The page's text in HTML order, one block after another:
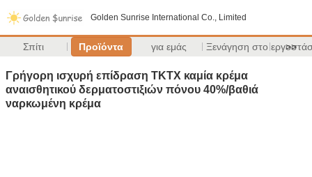
Golden Sunrise International Co., Limited
Σπίτι Προϊόντα για εμάς Ξενάγηση στο >>
Γρήγορη ισχυρή επίδραση TKTX καμία κρέμα
αναισθητικού δερματοστιξιών πόνου 40%/βαθιά
ναρκωμένη κρέμα